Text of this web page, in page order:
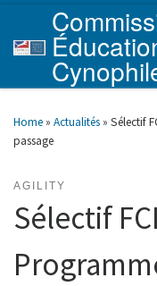
Skip to content
Home » Actualités » Sélectif
passage
AGILITY
Sélectif